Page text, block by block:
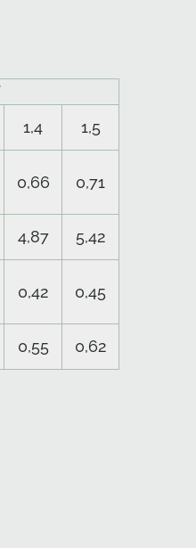
1,4
1,5
0,66 0,71
4,87
5,42
0,42 0,45
0,55 0,62